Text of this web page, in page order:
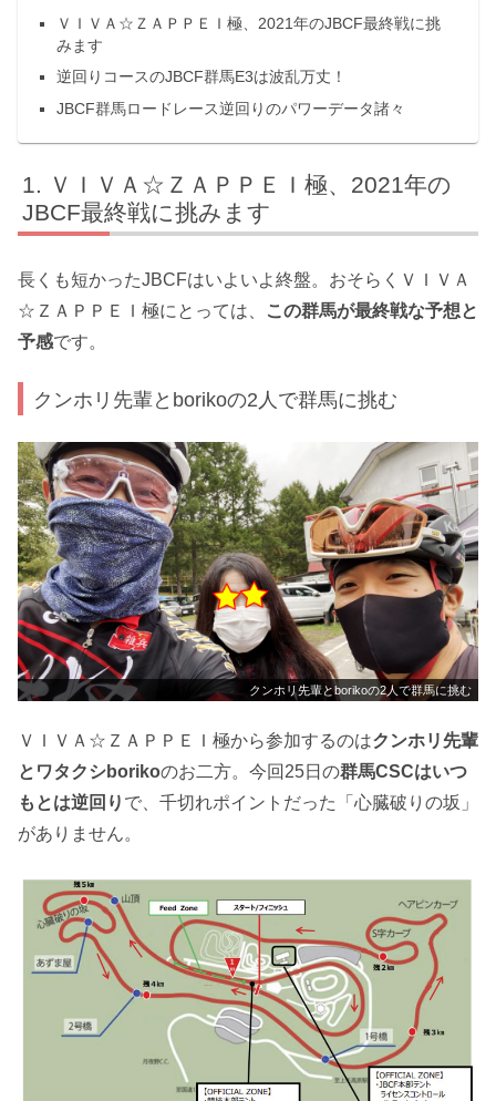
ＶＩＶＡ☆ＺＡＰＰＥＩ極、2021年のJBCF最終戦に挑
みます
逆回りコースのJBCF群馬E3は波乱万丈！
JBCF群馬ロードレース逆回りのパワーデータ諸々
ＶＩＶＡ☆ＺＡＰＰＥＩ極、2021年の
JBCF最終戦に挑みます
長くも短かったJBCFはいよいよ終盤。おそらくＶＩＶＡ
☆ＺＡＰＰＥＩ極にとっては、
この群馬が最終戦な予想と
予感です。
クンホリ先輩とborikoの2人で群馬に挑む
クンホリ先輩とborikoの2人で群馬に挑む
ＶＩＶＡ☆ＺＡＰＰＥＩ極から参加するのはクンホリ先輩
とワタクシborikoのお二方。今回25日の群馬CSCはいつ
もとは逆回り で、千切れポイントだった「心臓破りの坂」
がありません。